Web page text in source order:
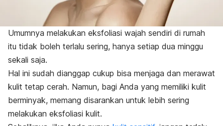
Umumnya melakukan eksfoliasi wajah sendiri di rumah
itu tidak boleh terlalu sering, hanya setiap dua minggu
sekali saja.
Hal ini sudah dianggap cukup bisa menjaga dan merawat
kulit tetap cerah. Namun, bagi Anda yang memiliki kulit
berminyak, memang disarankan untuk lebih sering
melakukan eksfoliasi kulit.